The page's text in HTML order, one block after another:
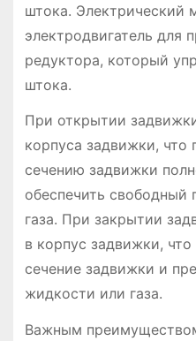
штока. Электрический
электродвигатель для
редуктора, который
штока.
При открытии
корпуса задвижки, что
сечению задвижки
обеспечить
газа. При закрытии
в корпус задвижки,
сечение задвижки и
жидкости или газа.
Важным